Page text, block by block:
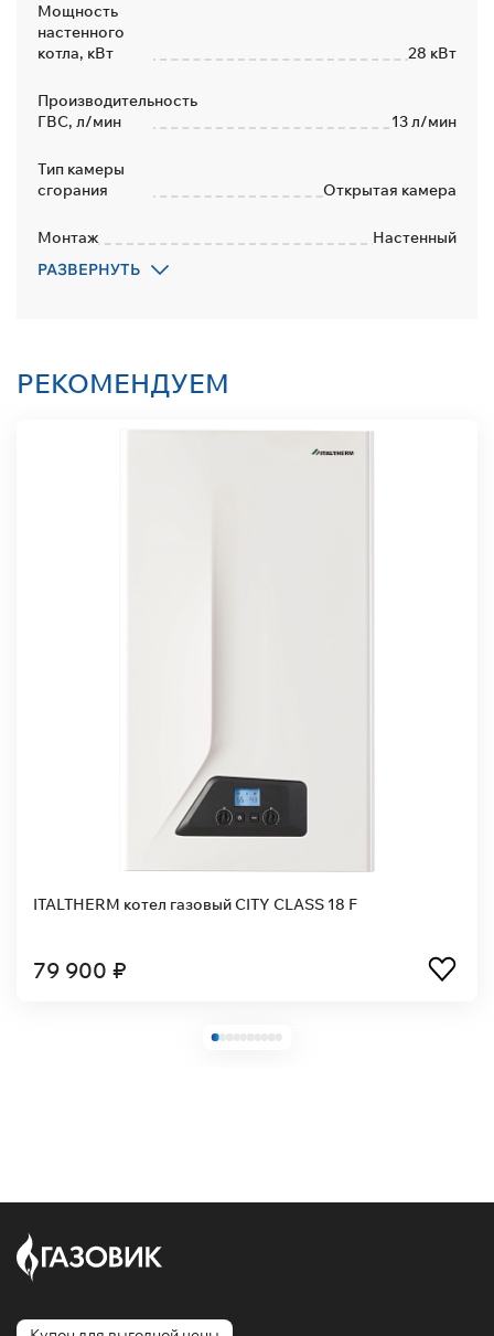
Мощность
настенного
котла, кВт
28 кВт
Производительность
ГВС, л/мин
13 л/мин
Тип камеры
сгорания
Открытая камера
Монтаж Настенный
РАЗВЕРНУТЬ
РЕКОМЕНДУЕМ
ITALTHERM котел газовый CITY CLASS 18 F
79 900 ₽